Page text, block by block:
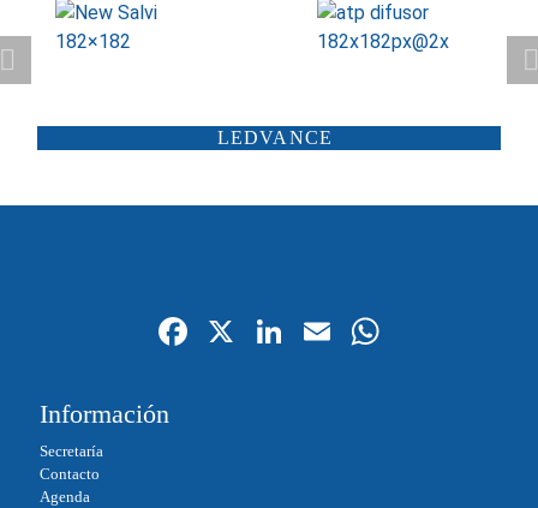
SALVI
ATP ILUMINACIÓN
CARANDINI
SCHRÉDER
SALTOKI
ILUMINIA
LEDVANCE
Fa
X
Li
E
Información
Secretaría
Contacto
Agenda